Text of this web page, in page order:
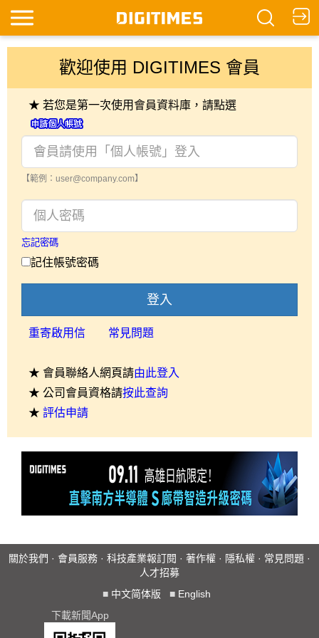
歡迎使用 DIGITIMES 會員
★ 若您是第一次使用會員資料庫，請點選
【範例：user@company.com】
忘記密碼
記住帳號密碼
登入
重寄啟用信 常見問題
★ 會員聯絡人網頁請由此登入
★ 公司會員資格請按此查詢
★ 評估申請
關於我們 · 會員服務 · 科技產業報訂閱 · 著作權 · 隱私權 · 常見問題 ·
人才招募
■ 中文简体版 ■ English
下載新聞App